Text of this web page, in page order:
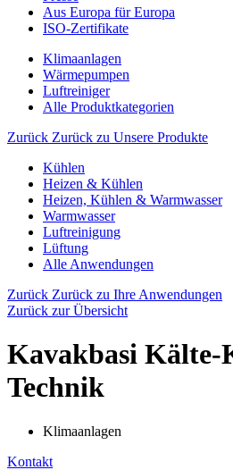
Aus Europa für Europa
ISO-Zertifikate
Klimaanlagen
Wärmepumpen
Luftreiniger
Alle Produktkategorien
Zurück Zurück zu Unsere Produkte
Kühlen
Heizen & Kühlen
Heizen, Kühlen & Warmwasser
Warmwasser
Luftreinigung
Lüftung
Alle Anwendungen
Zurück Zurück zu Ihre Anwendungen
Zurück zur Übersicht
Kavakbasi Kälte-
Technik
Klimaanlagen
Kontakt